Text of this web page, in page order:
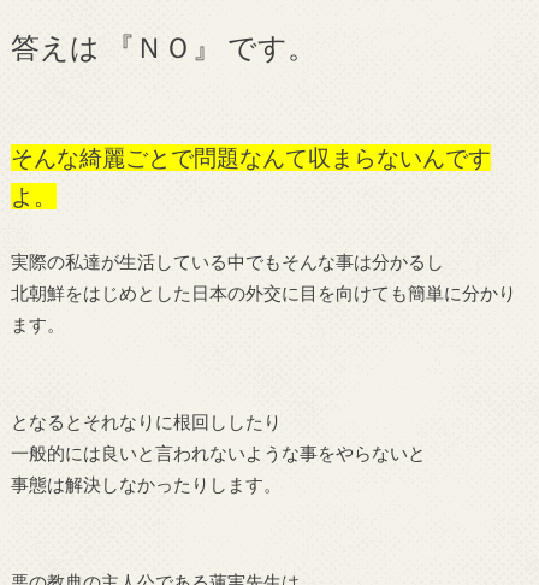
答えは 『ＮＯ』 です。
そんな綺麗ごとで問題なんて収まらないんです
よ。
実際の私達が生活している中でもそんな事は分かるし
北朝鮮をはじめとした日本の外交に目を向けても簡単に分かり
ます。
となるとそれなりに根回ししたり
一般的には良いと言われないような事をやらないと
事態は解決しなかったりします。